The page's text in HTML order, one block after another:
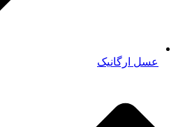
عسل ارگانیک